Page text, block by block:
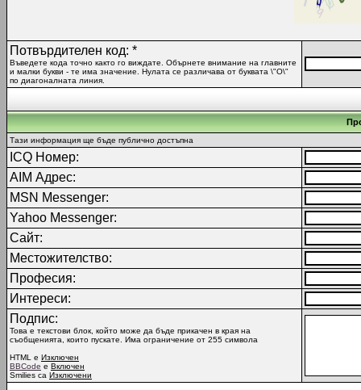
Потвърдителен код: *
Въведете кода точно както го виждате. Обърнете внимание на главните
и малки букви - те има значение. Нулата се различава от буквата \"O\"
по диагоналната линия.
Тази информация ще бъде публично достъпна
ICQ Номер:
AIM Адрес:
MSN Messenger:
Yahoo Messenger:
Сайт:
Местожителство:
Професия:
Интереси:
Подпис:
Това е текстови блок, който може да бъде прикачен в края на
съобщенията, които пускате. Има ограничение от 255 символа
HTML е Изключен
BBCode е Включен
Smilies са Изключени